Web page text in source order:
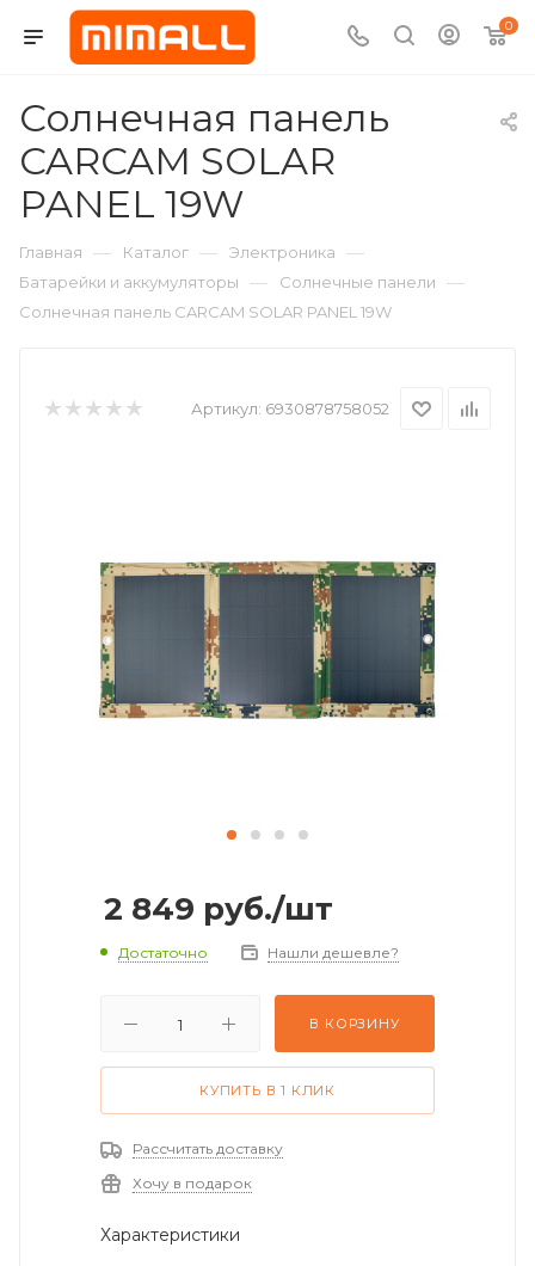
0
Солнечная панель
CARCAM SOLAR
PANEL 19W
Главная — Каталог — Электроника —
Батарейки и аккумуляторы — Солнечные панели —
Солнечная панель CARCAM SOLAR PANEL 19W
Артикул: 6930878758052
2 849 руб./шт
Достаточно Нашли дешевле?
В КОРЗИНУ
КУПИТЬ В 1 КЛИК
Рассчитать доставку
Хочу в подарок
Характеристики